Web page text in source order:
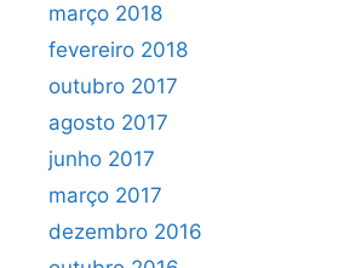
março 2018
fevereiro 2018
outubro 2017
agosto 2017
junho 2017
março 2017
dezembro 2016